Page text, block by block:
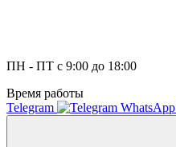
ПН - ПТ с 9:00 до 18:00
Время работы
Telegram
WhatsApp